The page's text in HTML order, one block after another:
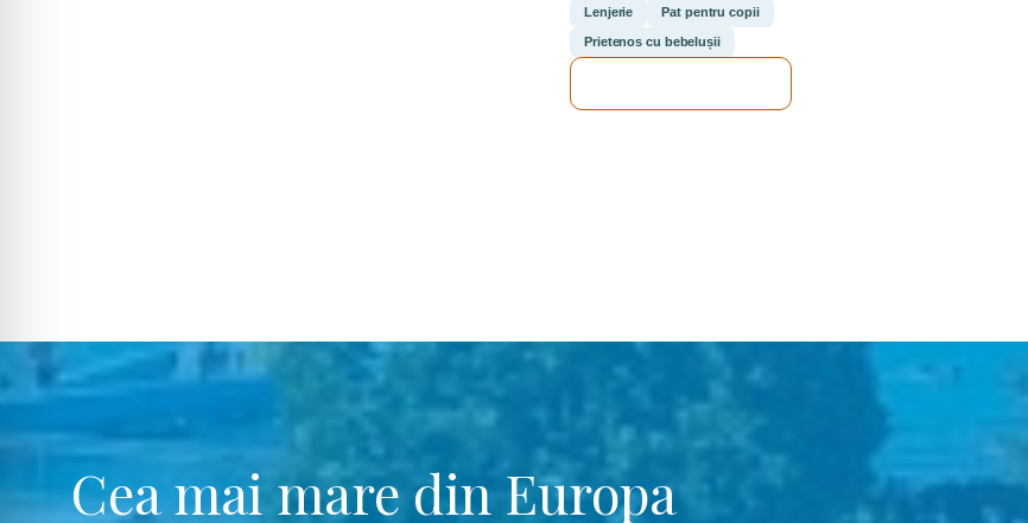
Lenjerie Pat pentru copii
Prietenos cu bebelușii
Cea mai mare din Europa